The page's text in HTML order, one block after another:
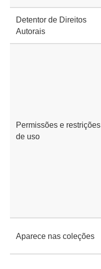
Detentor de Direitos
Autorais
Permissões e restrições
de uso
Aparece nas coleções